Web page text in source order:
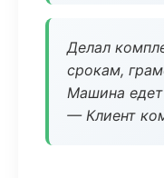
Делал
срокам,
Машина едет
— Клиент